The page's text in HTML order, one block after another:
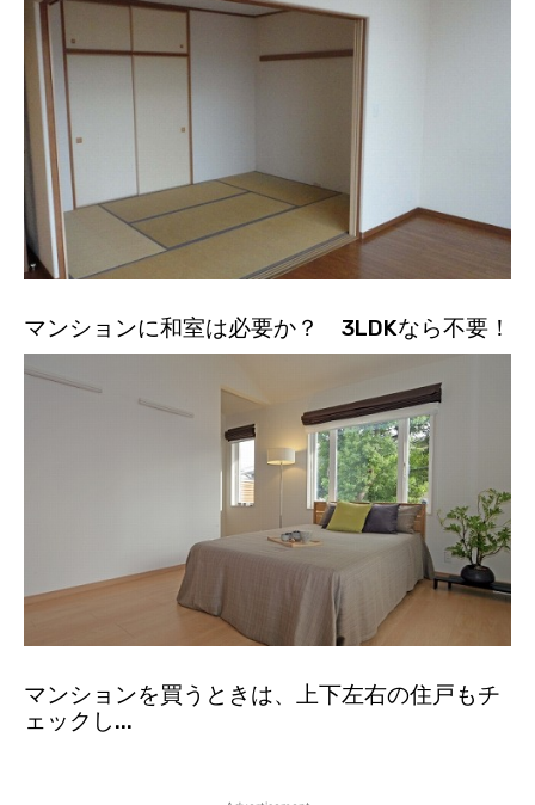
マンションに和室は必要か？ 3LDKなら不要！
マンションを買うときは、上下左右の住戸もチ
ェックし...